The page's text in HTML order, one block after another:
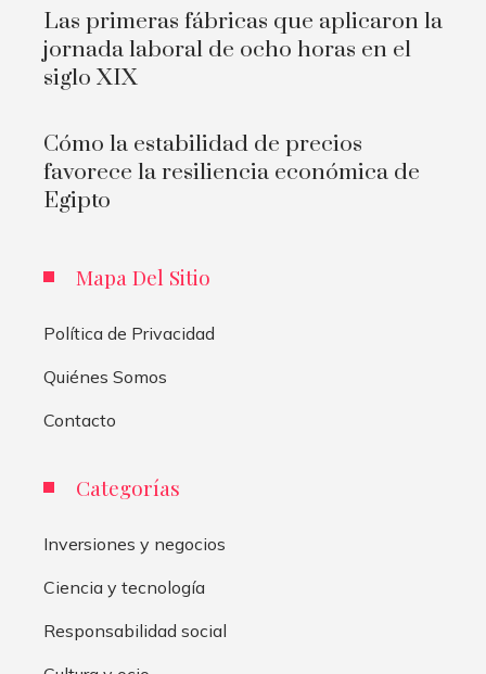
Las primeras fábricas que aplicaron la
jornada laboral de ocho horas en el
siglo XIX
Cómo la estabilidad de precios
favorece la resiliencia económica de
Egipto
Mapa Del Sitio
Política de Privacidad
Quiénes Somos
Contacto
Categorías
Inversiones y negocios
Ciencia y tecnología
Responsabilidad social